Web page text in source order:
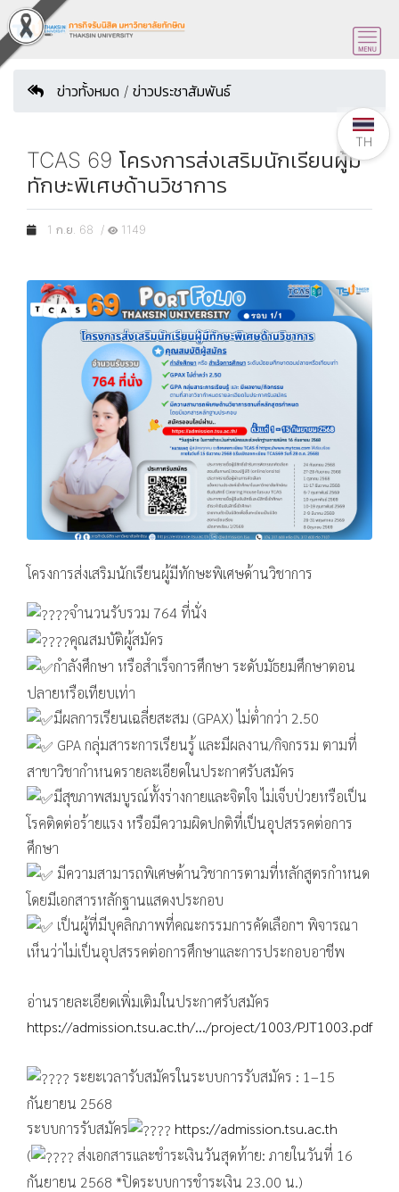
ข่าวทั้งหมด / ข่าวประชาสัมพันธ์
TCAS 69 โครงการส่งเสริมนักเรียนผู้มี
ทักษะพิเศษด้านวิชาการ
1 ก.ย. 68 / 1149
โครงการส่งเสริมนักเรียนผู้มีทักษะพิเศษด้านวิชาการ
จำนวนรับรวม 764 ที่นั่ง
คุณสมบัติผู้สมัคร
กำลังศึกษา หรือสำเร็จการศึกษา ระดับมัธยมศึกษาตอน
ปลายหรือเทียบเท่า
มีผลการเรียนเฉลี่ยสะสม (GPAX) ไม่ต่ำกว่า 2.50
GPA กลุ่มสาระการเรียนรู้ และมีผลงาน/กิจกรรม ตามที่
สาขาวิชากำหนดรายละเอียดในประกาศรับสมัคร
มีสุขภาพสมบูรณ์ทั้งร่างกายและจิตใจ ไม่เจ็บป่วยหรือเป็น
โรคติดต่อร้ายแรง หรือมีความผิดปกติที่เป็นอุปสรรคต่อการ
ศึกษา
มีความสามารถพิเศษด้านวิชาการตามที่หลักสูตรกำหนด
โดยมีเอกสารหลักฐานแสดงประกอบ
เป็นผู้ที่มีบุคลิกภาพที่คณะกรรมการคัดเลือกฯ พิจารณา
เห็นว่าไม่เป็นอุปสรรคต่อการศึกษาและการประกอบอาชีพ
อ่านรายละเอียดเพิ่มเติมในประกาศรับสมัคร
https://admission.tsu.ac.th/.../project/1003/PJT1003.pdf
ระยะเวลารับสมัครในระบบการรับสมัคร : 1–15
กันยายน 2568
ระบบการรับสมัคร
https://admission.tsu.ac.th
(
ส่งเอกสารและชำระเงินวันสุดท้าย: ภายในวันที่ 16
กันยายน 2568 *ปิดระบบการชำระเงิน 23.00 น.)
TH